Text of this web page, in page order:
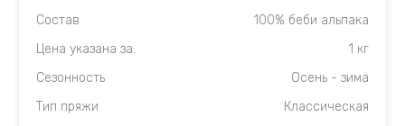
Состав
100% беби альпака
Цена указана за:
1 кг
Сезонность
Осень - зима
Тип пряжи
Классическая